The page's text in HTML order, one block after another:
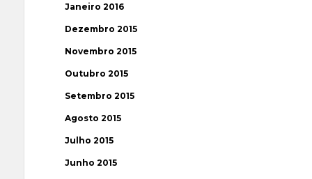
Janeiro 2016
Dezembro 2015
Novembro 2015
Outubro 2015
Setembro 2015
Agosto 2015
Julho 2015
Junho 2015